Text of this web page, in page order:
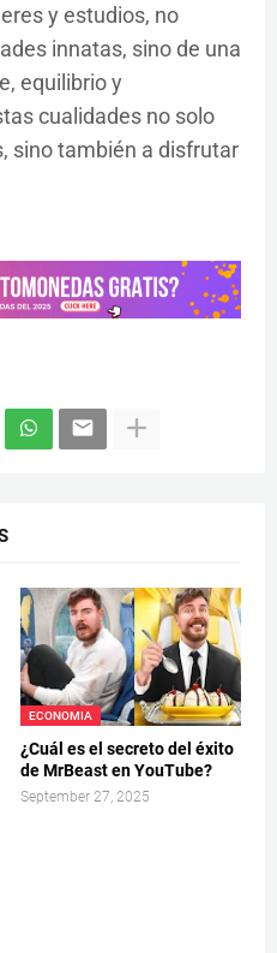
y estudios, no
innatas, sino de una
equilibrio y
cualidades no solo
sino también a disfrutar
ECONOMIA
¿Cuál es el secreto del éxito
de MrBeast en YouTube?
September 27, 2025